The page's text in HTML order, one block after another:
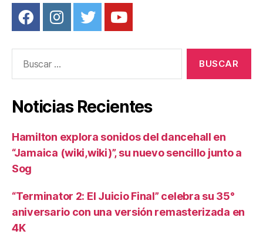
Noticias Recientes
Hamilton explora sonidos del dancehall en
“Jamaica (wiki,wiki)”, su nuevo sencillo junto a
Sog
“Terminator 2: El Juicio Final” celebra su 35°
aniversario con una versión remasterizada en
4K